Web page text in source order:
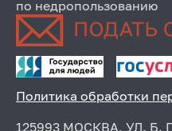
по недропользованию
Политика обработки
125993 МОСКВА, УЛ. Б.